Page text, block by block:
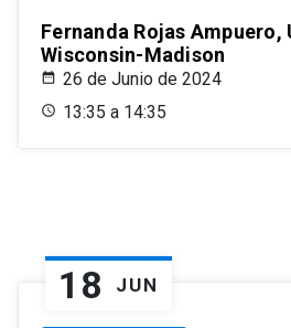
Fernanda Rojas
Wisconsin-Madison
26 de Junio de 2024
13:35 a 14:35
18 JUN